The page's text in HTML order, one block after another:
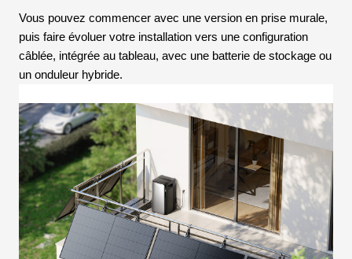
Vous pouvez commencer avec une version en prise murale,
puis faire évoluer votre installation vers une configuration
câblée, intégrée au tableau, avec une batterie de stockage ou
un onduleur hybride.